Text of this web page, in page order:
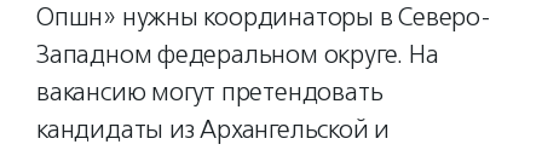
Опшн» нужны координаторы в Северо-
Западном федеральном округе. На
вакансию могут претендовать
кандидаты из Архангельской и